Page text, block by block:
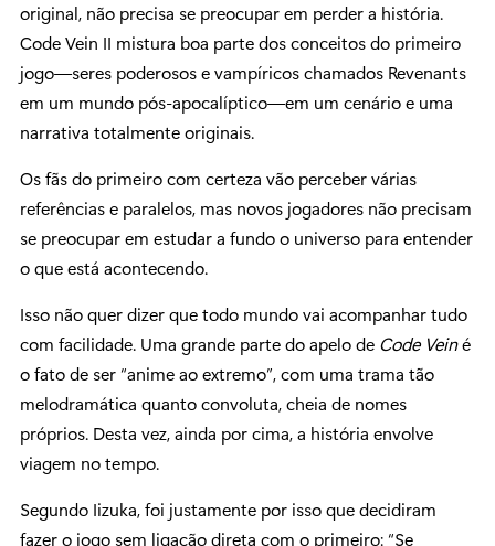
original, não precisa se preocupar em perder a história.
Code Vein II mistura boa parte dos conceitos do primeiro
jogo—seres poderosos e vampíricos chamados Revenants
em um mundo pós-apocalíptico—em um cenário e uma
narrativa totalmente originais.
Os fãs do primeiro com certeza vão perceber várias
referências e paralelos, mas novos jogadores não precisam
se preocupar em estudar a fundo o universo para entender
o que está acontecendo.
Isso não quer dizer que todo mundo vai acompanhar tudo
com facilidade. Uma grande parte do apelo de Code Veiné
o fato de ser “anime ao extremo”, com uma trama tão
melodramática quanto convoluta, cheia de nomes
próprios. Desta vez, ainda por cima, a história envolve
viagem no tempo.
Segundo Iizuka, foi justamente por isso que decidiram
fazer o jogo sem ligação direta com o primeiro: “Se